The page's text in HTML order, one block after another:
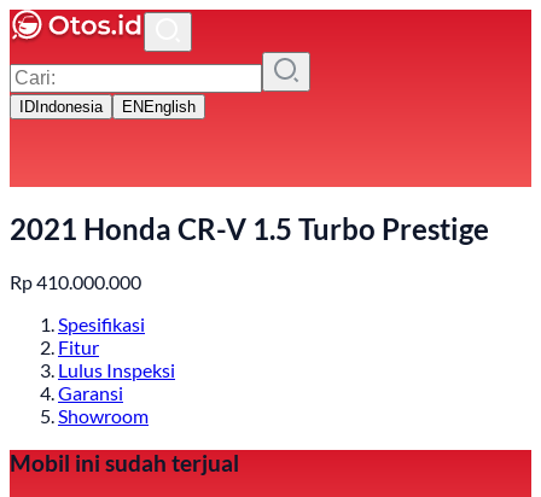
ID Indonesia EN English
2021 Honda CR-V 1.5 Turbo Prestige
Rp410.000.000
Spesifikasi
Fitur
Lulus Inspeksi
Garansi
Showroom
Mobil ini sudah terjual